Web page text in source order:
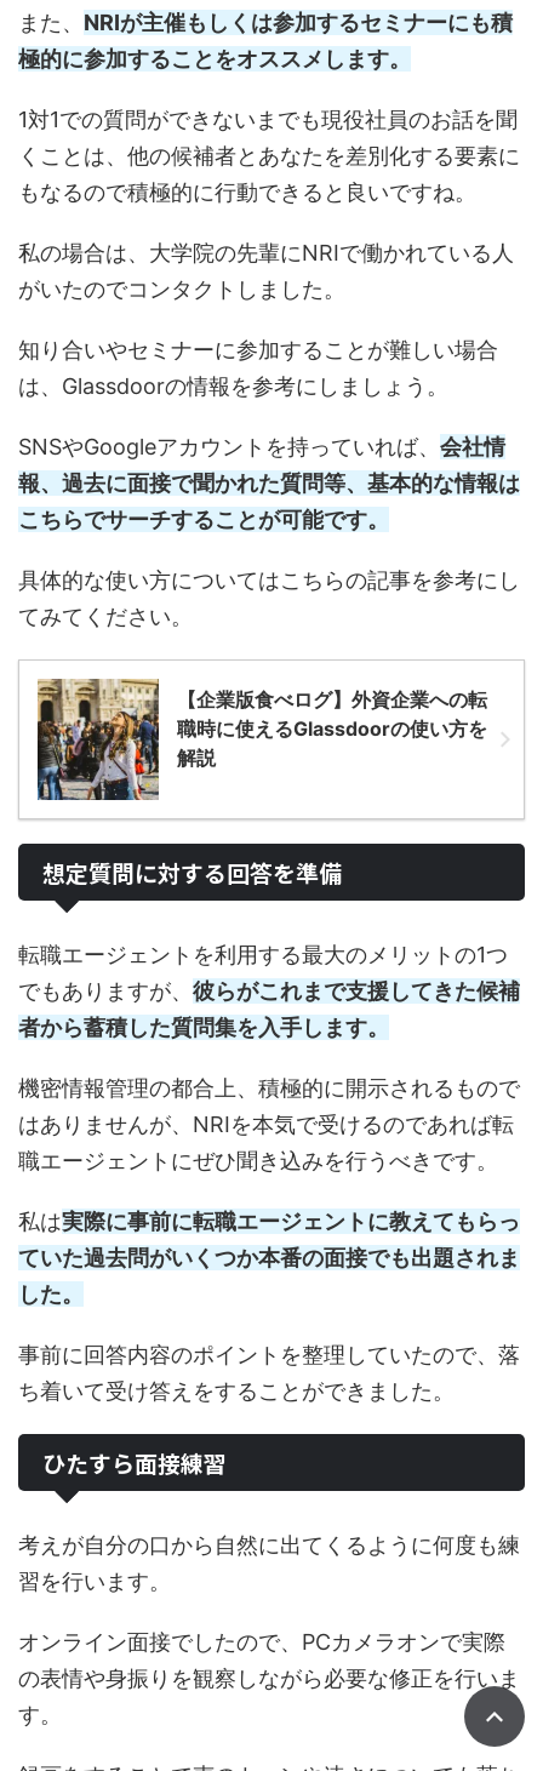
また、 NRIが主催もしくは参加するセミナーにも積
極的に参加することをオススメします。
1対1での質問ができないまでも現役社員のお話を聞
くことは、他の候補者とあなたを差別化する要素に
もなるので積極的に行動できると良いですね。
私の場合は、大学院の先輩にNRIで働かれている人
がいたのでコンタクトしました。
知り合いやセミナーに参加することが難しい場合
は、Glassdoorの情報を参考にしましょう。
SNSやGoogleアカウントを持っていれば、 会社情
報、過去に面接で聞かれた質問等、基本的な情報は
こちらでサーチすることが可能です。
具体的な使い方についてはこちらの記事を参考にし
てみてください。
【企業版食べログ】外資企業への転
職時に使えるGlassdoorの使い方を
解説
想定質問に対する回答を準備
転職エージェントを利用する最大のメリットの1つ
でもありますが、 彼らがこれまで支援してきた候補
者から蓄積した質問集を入手します。
機密情報管理の都合上、積極的に開示されるもので
はありませんが、NRIを本気で受けるのであれば転
職エージェントにぜひ聞き込みを行うべきです。
私は実際に事前に転職エージェントに教えてもらっ
ていた過去問がいくつか本番の面接でも出題されま
した。
事前に回答内容のポイントを整理していたので、落
ち着いて受け答えをすることができました。
ひたすら面接練習
考えが自分の口から自然に出てくるように何度も練
習を行います。
オンライン面接でしたので、PCカメラオンで実際
の表情や身振りを観察しながら必要な修正を行いま
す。